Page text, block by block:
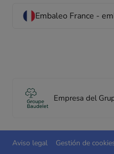
Embaleo France -
Empresa del
Aviso legal Gestión de